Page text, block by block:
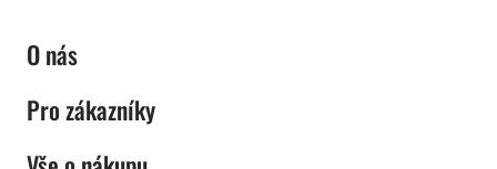
O nás
Pro zákazníky